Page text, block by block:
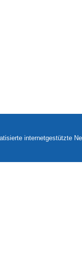
internetgestützte